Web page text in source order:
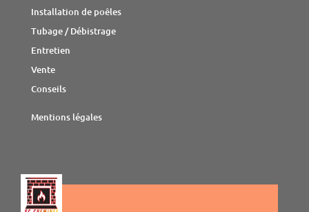
Installation de poêles
Tubage / Débistrage
Entretien
Vente
Conseils
Mentions légales